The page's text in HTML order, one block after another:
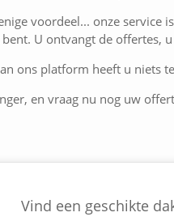
voordeel... onze
U ontvangt de offertes,
ons platform heeft u niets
en vraag nu nog uw
Vind een geschikte